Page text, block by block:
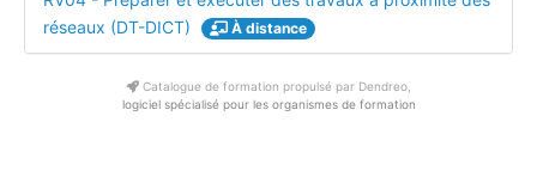
réseaux (DT-DICT)
À distance
Catalogue de formation propulsé par Dendreo,
logiciel spécialisé pour les organismes de formation